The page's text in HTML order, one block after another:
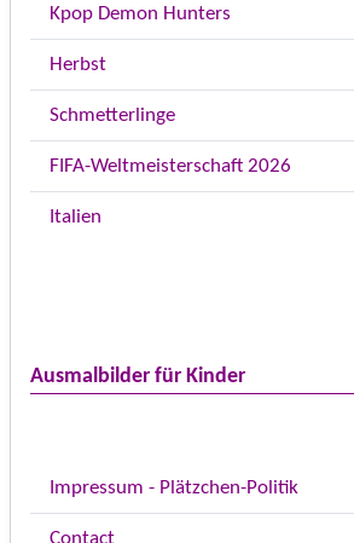
Kpop Demon Hunters
Herbst
Schmetterlinge
FIFA-Weltmeisterschaft 2026
Italien
Ausmalbilder für Kinder
Impressum - Plätzchen-Politik
Contact